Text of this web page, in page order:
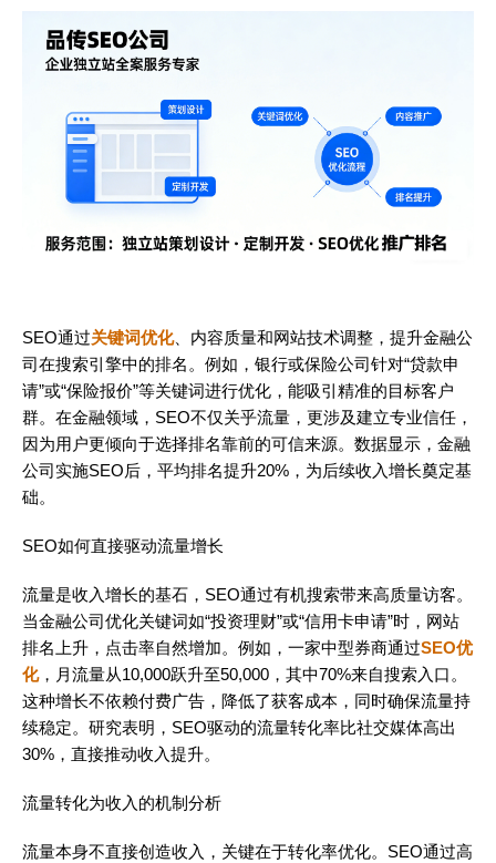
SEO通过关键词优化、内容质量和网站技术调整，提升金融公
司在搜索引擎中的排名。例如，银行或保险公司针对“贷款申
请”或“保险报价”等关键词进行优化，能吸引精准的目标客户
群。在金融领域，SEO不仅关乎流量，更涉及建立专业信任，
因为用户更倾向于选择排名靠前的可信来源。数据显示，金融
公司实施SEO后，平均排名提升20%，为后续收入增长奠定基
础。
SEO如何直接驱动流量增长
流量是收入增长的基石，SEO通过有机搜索带来高质量访客。
当金融公司优化关键词如“投资理财”或“信用卡申请”时，网站
排名上升，点击率自然增加。例如，一家中型券商通过SEO优
化，月流量从10,000跃升至50,000，其中70%来自搜索入口。
这种增长不依赖付费广告，降低了获客成本，同时确保流量持
续稳定。研究表明，SEO驱动的流量转化率比社交媒体高出
30%，直接推动收入提升。
流量转化为收入的机制分析
流量本身不直接创造收入，关键在于转化率优化。SEO通过高